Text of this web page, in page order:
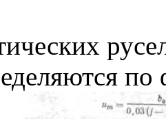
по